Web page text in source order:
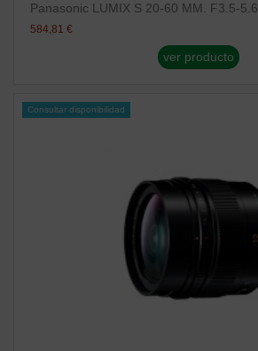
Panasonic LUMIX S 20-60 MM. F3.5-5.6
584,81 €
ver producto
Consultar disponibilidad